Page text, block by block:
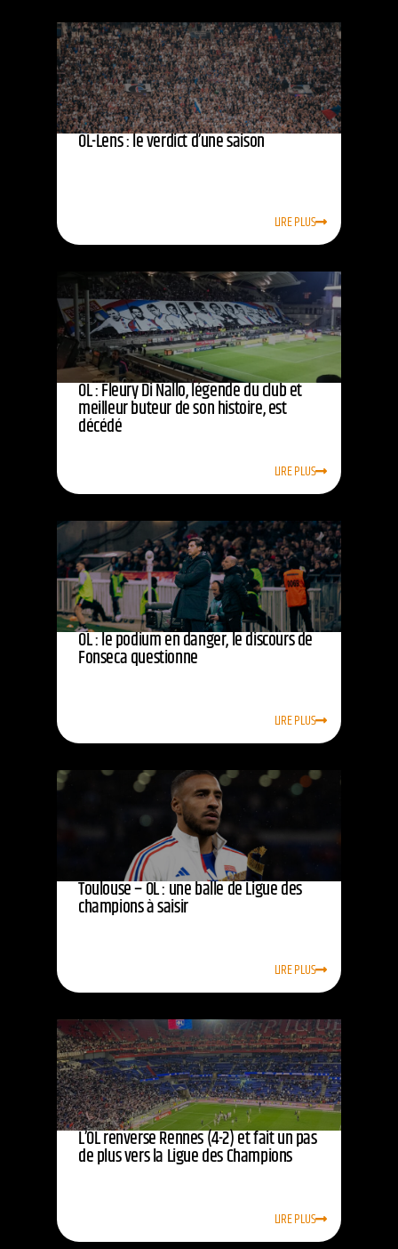
OL-Lens : le verdict d’une saison
LIRE PLUS
OL : Fleury Di Nallo, légende du club et
meilleur buteur de son histoire, est
décédé
LIRE PLUS
OL : le podium en danger, le discours de
Fonseca questionne
LIRE PLUS
Toulouse – OL : une balle de Ligue des
champions à saisir
LIRE PLUS
L’OL renverse Rennes (4-2) et fait un pas
de plus vers la Ligue des Champions
LIRE PLUS